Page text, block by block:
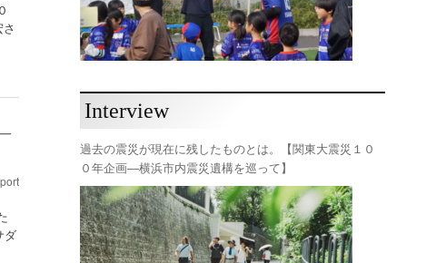
ダ
Interview
過去の震災が現在に残したものとは。【関東大震災１０
０年企画―横浜市内震災遺構を巡って】